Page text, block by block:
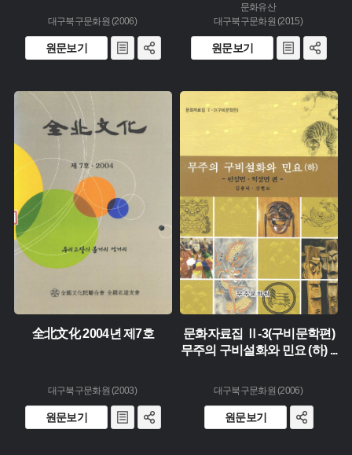
대구북구문화원 (2006)
원문보기
문화유산
대구북구문화원 (2015)
원문보기
생산 :
소장 :
全北文化 2004년 제7호
대구북구문화원 (2003)
원문보기
유형 :
소장 :
문화자료집 Ⅱ-3(구비문학편)
무주의 구비설화와 민요 (하) ...
대구북구문화원 (2006)
원문보기